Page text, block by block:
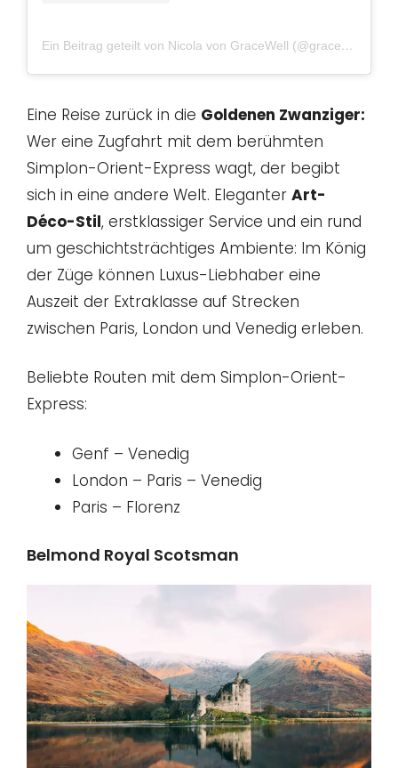
Ein Beitrag geteilt von Nicola von GraceWell (@gracewell888)
Eine Reise zurück in die Goldenen Zwanziger:
Wer eine Zugfahrt mit dem berühmten
Simplon-Orient-Express wagt, der begibt
sich in eine andere Welt. Eleganter Art-
Déco-Stil, erstklassiger Service und ein rund
um geschichtsträchtiges Ambiente: Im König
der Züge können Luxus-Liebhaber eine
Auszeit der Extraklasse auf Strecken
zwischen Paris, London und Venedig erleben.
Beliebte Routen mit dem Simplon-Orient-
Express:
Genf – Venedig
London – Paris – Venedig
Paris – Florenz
Belmond Royal Scotsman